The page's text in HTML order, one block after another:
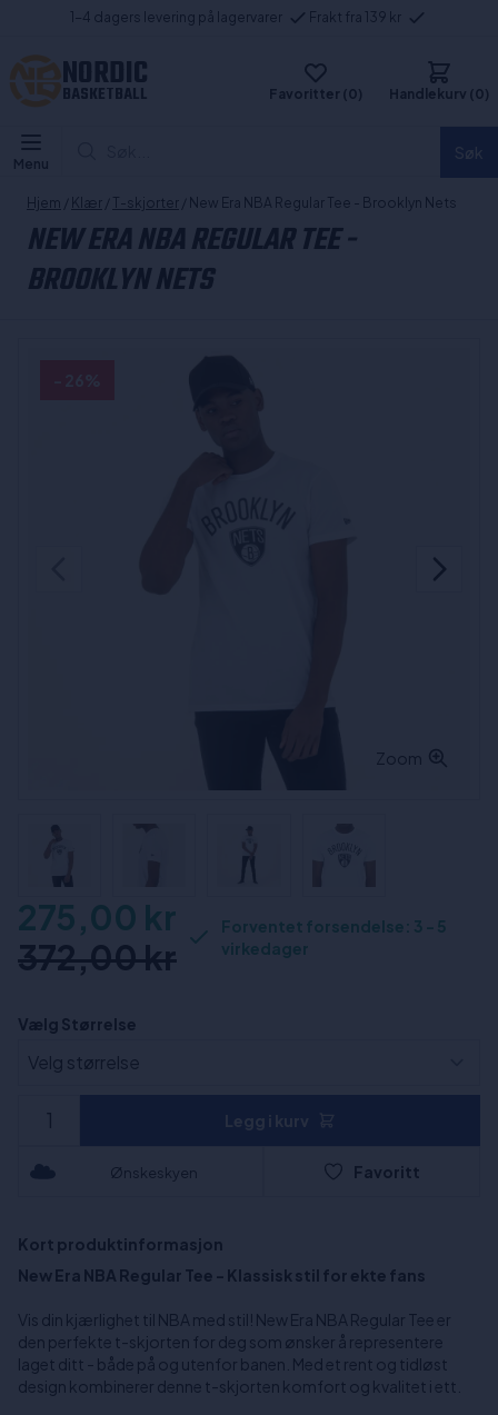
1-4 dagers levering på lagervarer Frakt fra 139 kr
NORDIC
BASKETBALL Favoritter (0) Handlekurv (0)
Menu
Hjem / Klær / T-skjorter / New Era NBA Regular Tee - Brooklyn Nets
NEW ERA NBA REGULAR TEE -
BROOKLYN NETS
Zoom
275,00 kr
372,00 kr
Forventet forsendelse: 3 - 5
virkedager
Vælg Størrelse
Ønskeskyen Favoritt
Kort produktinformasjon
New Era NBA Regular Tee - Klassisk stil for ekte fans
Vis din kjærlighet til NBA med stil! New Era NBA Regular Tee er
den perfekte t-skjorten for deg som ønsker å representere
laget ditt - både på og utenfor banen. Med et rent og tidløst
design kombinerer denne t-skjorten komfort og kvalitet i ett.